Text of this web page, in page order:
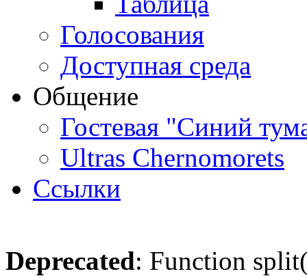
Голосования
Доступная среда
Общение
Гостевая "Синий
Ultras Chernomorets
Ссылки
Deprecated: Function